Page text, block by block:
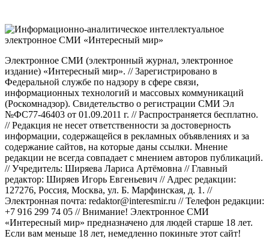
Электронное СМИ (электронный журнал, электронное
издание) «Интересный мир». // Зарегистрировано в
Федеральной службе по надзору в сфере связи,
информационных технологий и массовых коммуникаций
(Роскомнадзор). Свидетельство о регистрации СМИ Эл
№ФС77-46403 от 01.09.2011 г. // Распространяется бесплатно.
// Редакция не несет ответственности за достоверность
информации, содержащейся в рекламных объявлениях и за
содержание сайтов, на которые даны ссылки. Мнение
редакции не всегда совпадает с мнением авторов публикаций.
// Учредитель: Ширяева Лариса Артёмовна // Главный
редактор: Ширяев Игорь Евгеньевич // Адрес редакции:
127276, Россия, Москва, ул. Б. Марфинская, д. 1. //
Электронная почта: redaktor@interesmir.ru // Телефон редакции:
+7 916 299 74 05 // Внимание! Электронное СМИ
«Интересный мир» предназначено для людей старше 18 лет.
Если вам меньше 18 лет, немедленно покиньте этот сайт!